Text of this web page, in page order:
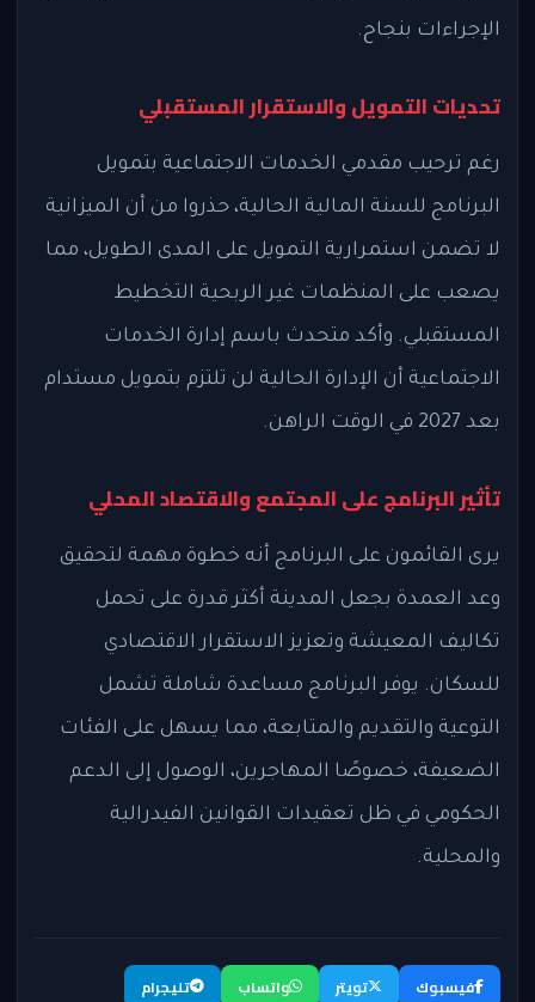
الإجراءات بنجاح.
تحديات التمويل والاستقرار المستقبلي
رغم ترحيب مقدمي الخدمات الاجتماعية بتمويل
البرنامج للسنة المالية الحالية، حذروا من أن الميزانية
لا تضمن استمرارية التمويل على المدى الطويل، مما
يصعب على المنظمات غير الربحية التخطيط
المستقبلي. وأكد متحدث باسم إدارة الخدمات
الاجتماعية أن الإدارة الحالية لن تلتزم بتمويل مستدام
بعد 2027 في الوقت الراهن.
تأثير البرنامج على المجتمع والاقتصاد المحلي
يرى القائمون على البرنامج أنه خطوة مهمة لتحقيق
وعد العمدة بجعل المدينة أكثر قدرة على تحمل
تكاليف المعيشة وتعزيز الاستقرار الاقتصادي
للسكان. يوفر البرنامج مساعدة شاملة تشمل
التوعية والتقديم والمتابعة، مما يسهل على الفئات
الضعيفة، خصوصًا المهاجرين، الوصول إلى الدعم
الحكومي في ظل تعقيدات القوانين الفيدرالية
والمحلية.
فيسبوك تويتر واتساب
تليجرام